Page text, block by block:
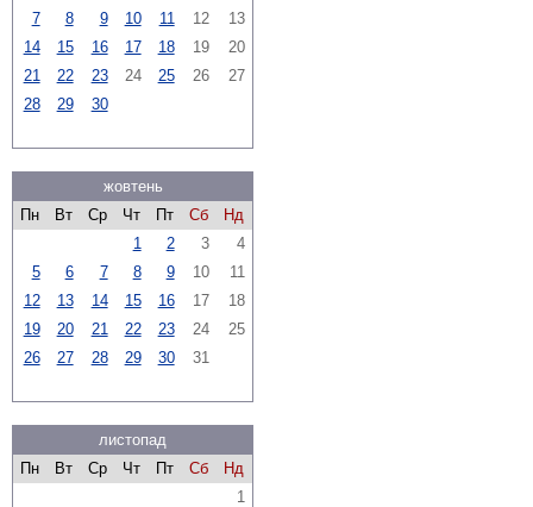
7
8 9 10 11 12
13
14
15 16 17 18 19
20
21
22 23 24 25 26
27
28
29 30
жовтень
Пн
Вт Ср Чт Пт Сб
Нд
1
2 3
4
5
6 7 8 9 10
11
12
13 14 15 16 17
18
19
20 21 22 23 24
25
26
27 28 29 30 31
листопад
Пн
Вт Ср Чт Пт Сб
Нд
1